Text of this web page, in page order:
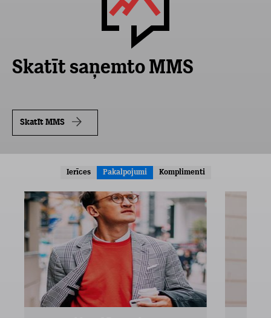
Skatīt saņemto MMS
Skatīt MMS
Ierīces Pakalpojumi Komplimenti